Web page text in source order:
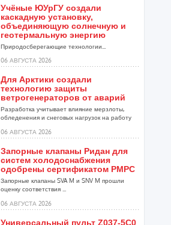
Учёные ЮУрГУ создали
каскадную установку,
объединяющую солнечную и
геотермальную энергию
Природосберегающие технологии...
06 АВГУСТА 2026
Для Арктики создали
технологию защиты
ветрогенераторов от аварий
Разработка учитывает влияние мерзлоты,
обледенения и снеговых нагрузок на работу
06 АВГУСТА 2026
Запорные клапаны Ридан для
систем холодоснабжения
одобрены сертификатом РМРС
Запорные клапаны SVA M и SNV M прошли
оценку соответствия ...
06 АВГУСТА 2026
Универсальный пульт Z037-5C0